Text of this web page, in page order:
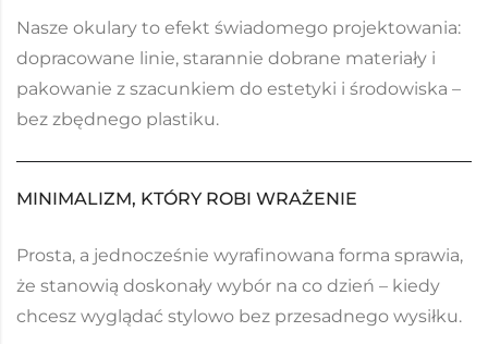
Nasze okulary to efekt świadomego projektowania:
dopracowane linie, starannie dobrane materiały i
pakowanie z szacunkiem do estetyki i środowiska –
bez zbędnego plastiku.
MINIMALIZM, KTÓRY ROBI WRAŻENIE
Prosta, a jednocześnie wyrafinowana forma sprawia,
że stanowią doskonały wybór na co dzień – kiedy
chcesz wyglądać stylowo bez przesadnego wysiłku.